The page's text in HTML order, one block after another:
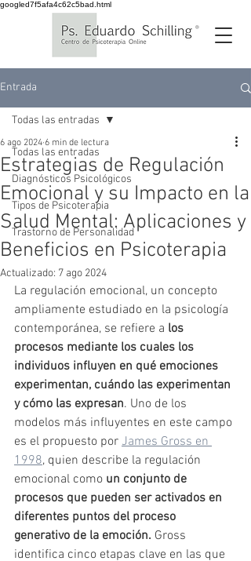
googled7f5afa4c62c5bad.html
Entrada
Todas las entradas
Diagnósticos Psicológicos
Tipos de Psicoterapia
Trastorno de Personalidad
Todas las entradas
Estrategias de Regulación
Emocional y su Impacto en la
Salud Mental: Aplicaciones y
Beneficios en Psicoterapia
6 ago 2024 6 min de lectura
Actualizado: 7 ago 2024
La regulación emocional, un concepto
ampliamente estudiado en la psicología
contemporánea, se refiere a los
procesos mediante los cuales los
individuos influyen en qué emociones
experimentan, cuándo las experimentan
y cómo las expresan. Uno de los
modelos más influyentes en este campo
es el propuesto por James Gross en
1998, quien describe la regulación
emocional como un conjunto de
procesos que pueden ser activados en
diferentes puntos del proceso
generativo de la emoción. Gross
identifica cinco etapas clave en las que